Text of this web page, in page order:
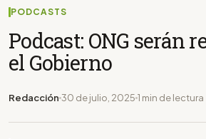
PODCASTS
Podcast: ONG serán
el Gobierno
Redacción 30 de julio, 2025 1 min de lectura